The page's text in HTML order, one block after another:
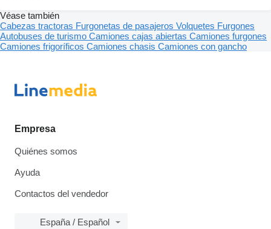
Véase también
Cabezas tractoras Furgonetas de pasajeros Volquetes Furgones
Autobuses de turismo Camiones cajas abiertas Camiones furgones
Camiones frigoríficos Camiones chasis Camiones con gancho
Empresa
Quiénes somos
Ayuda
Contactos del vendedor
España / Español